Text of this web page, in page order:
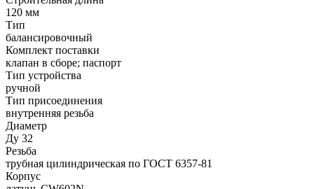
120 мм
Тип
балансировочный
Комплект поставки
клапан в сборе; паспорт
Тип устройства
ручной
Тип присоединения
внутренняя резьба
Диаметр
Ду 32
Резьба
трубная цилиндрическая по ГОСТ 6357-81
Корпус